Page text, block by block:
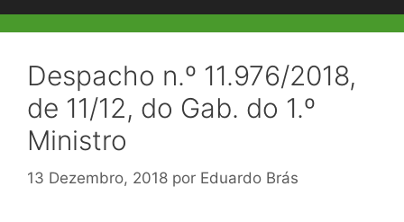
Despacho n.º 11.976/2018,
de 11/12, do Gab. do 1.º
Ministro
13 Dezembro, 2018 por Eduardo Brás